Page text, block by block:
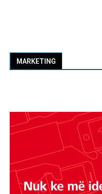
MARKETING